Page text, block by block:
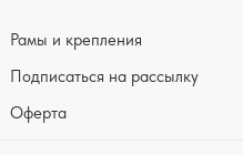
Рамы и крепления
Подписаться на рассылку
Оферта